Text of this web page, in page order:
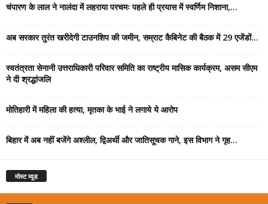
चंपारण के लाल ने नालंदा में लहराया परचमः पहले ही प्रयास में स्वर्णिम निशाना,...
अब सरकार तुरंत खरीदेगी टाउनशिप की जमीन, सम्राट कैबिनेट की बैठक में 29 एजेंडों...
स्वतंत्रता सेनानी उत्तराधिकारी परिवार समिति का राष्ट्रीय मासिक कार्यक्रम, असम सीएम
ने दी श्रद्धांजलि
मोतिहारी में महिला की हत्या, मृतका के भाई ने लगाये ये आरोप
बिहार में अब नहीं बजेंगे अश्लील, द्विअर्थी और जातिसूचक गाने, इस विभाग ने गृह...
मोस्ट व्यूड